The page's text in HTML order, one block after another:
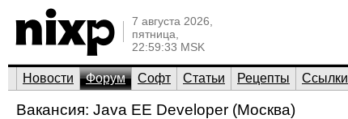
7 августа 2026,
пятница,
22:59:33 MSK
Новости Форум Софт Статьи Рецепты Ссылки
Вакансия: Java EE Developer (Москва)